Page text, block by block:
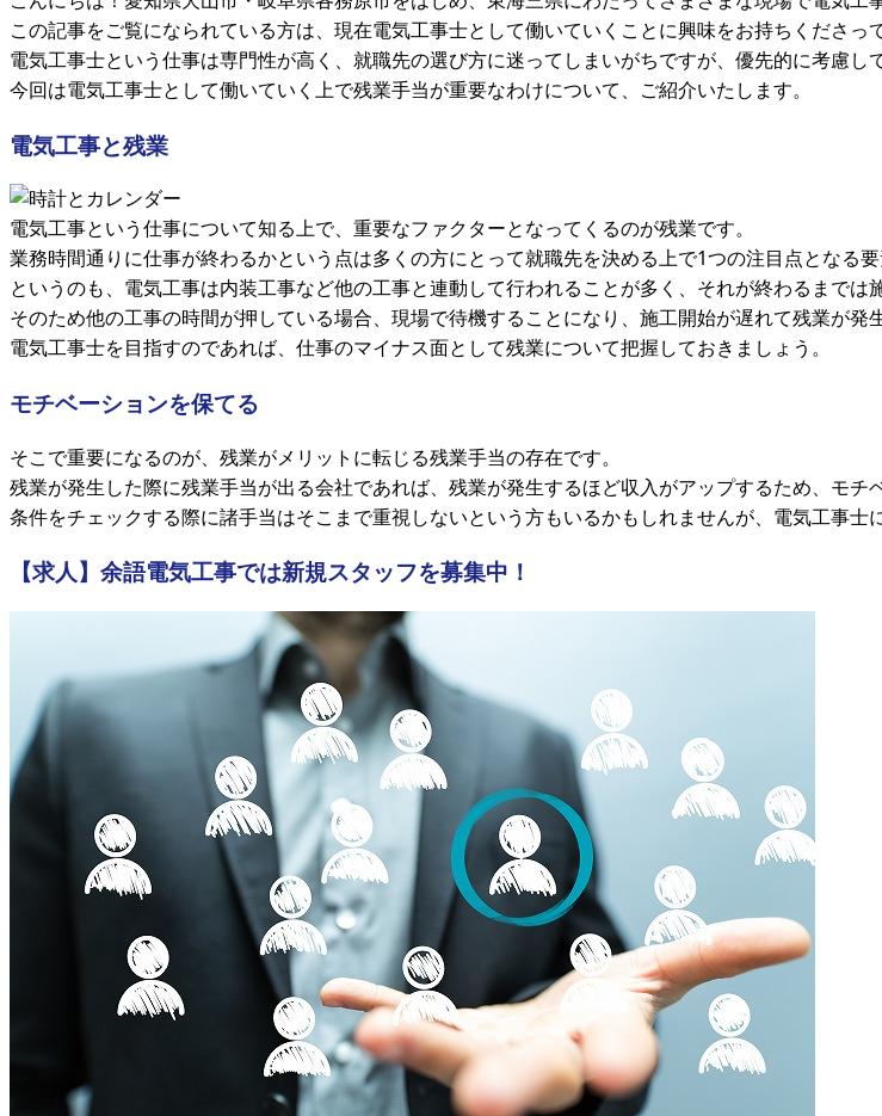
この記事をご覧になられている方は、現在電気工事士として働いていくことに興味をお持ちくださっ
電気工事士という仕事は専門性が高く、就職先の選び方に迷ってしまいがちですが、優先的に考慮し
今回は電気工事士として働いていく上で残業手当が重要なわけについて、ご紹介いたします。
電気工事と残業
電気工事という仕事について知る上で、重要なファクターとなってくるのが残業です。
業務時間通りに仕事が終わるかという点は多くの方にとって就職先を決める上で1つの注目点となる
というのも、電気工事は内装工事など他の工事と連動して行われることが多く、それが終わるまでは
そのため他の工事の時間が押している場合、現場で待機することになり、施工開始が遅れて残業が発
電気工事士を目指すのであれば、仕事のマイナス面として残業について把握しておきましょう。
モチベーションを保てる
そこで重要になるのが、残業がメリットに転じる残業手当の存在です。
残業が発生した際に残業手当が出る会社であれば、残業が発生するほど収入がアップするため、モチ
条件をチェックする際に諸手当はそこまで重視しないという方もいるかもしれませんが、電気工事士
【求人】余語電気工事では新規スタッフを募集中！